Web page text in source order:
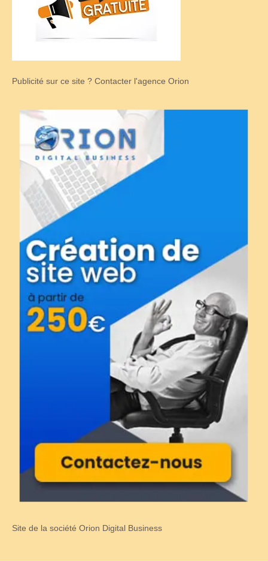
Publicité sur ce site ? Contacter l'agence Orion
Site de la société Orion Digital Business